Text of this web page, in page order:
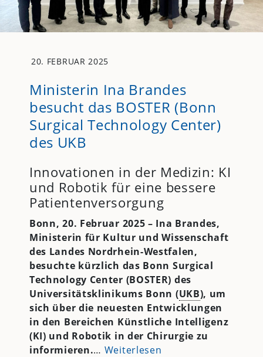
20. FEBRUAR 2025
Ministerin Ina Brandes
besucht das BOSTER (Bonn
Surgical Technology Center)
des UKB
Innovationen in der Medizin: KI
und Robotik für eine bessere
Patientenversorgung
Bonn, 20. Februar 2025 – Ina Brandes,
Ministerin für Kultur und Wissenschaft
des Landes Nordrhein-Westfalen,
besuchte kürzlich das Bonn Surgical
Technology Center (BOSTER) des
Universitätsklinikums Bonn (UKB), um
sich über die neuesten Entwicklungen
in den Bereichen Künstliche Intelligenz
(KI) und Robotik in der Chirurgie zu
informieren.… Weiterlesen